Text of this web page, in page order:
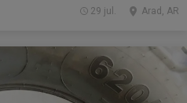
Arad, AR
29 jul.